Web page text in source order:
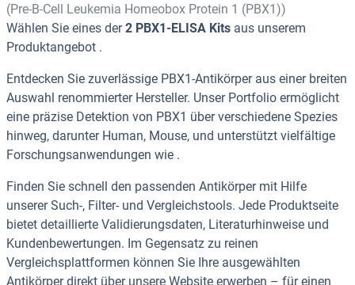
(Pre-B-Cell Leukemia Homeobox Protein 1 (PBX1))
Wählen Sie eines der2 PBX1-ELISA Kits aus unserem
Produktangebot .
Entdecken Sie zuverlässige PBX1-Antikörper aus einer breiten
Auswahl renommierter Hersteller. Unser Portfolio ermöglicht
eine präzise Detektion von PBX1 über verschiedene Spezies
hinweg, darunter Human, Mouse, und unterstützt vielfältige
Forschungsanwendungen wie .
Finden Sie schnell den passenden Antikörper mit Hilfe
unserer Such-, Filter- und Vergleichstools. Jede Produktseite
bietet detaillierte Validierungsdaten, Literaturhinweise und
Kundenbewertungen. Im Gegensatz zu reinen
Vergleichsplattformen können Sie Ihre ausgewählten
Antikörper direkt über unsere Website erwerben – für einen